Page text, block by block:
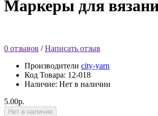
Маркеры для
0 отзывов /Написать отзыв
Производители city-yarn
Код Товара: 12-018
Наличие: Нет в наличии
5.00р.
Нет в наличии